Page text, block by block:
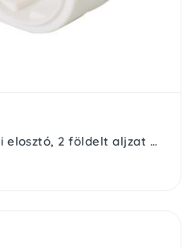
Home NV 22-90 hálózati elosztó, 2 földelt aljzat gyermekvédelemmel ellátva, 90°-ban elfordított aljzat, (max. 3680W), fehér